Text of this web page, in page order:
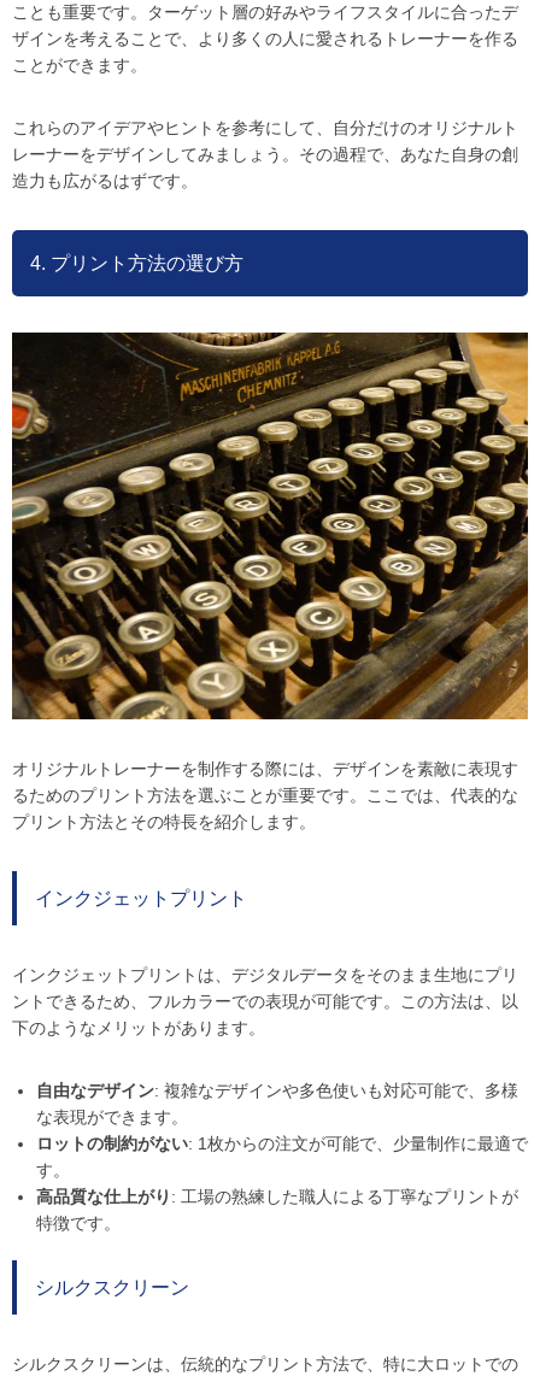
ことも重要です。ターゲット層の好みやライフスタイルに合ったデ
ザインを考えることで、より多くの人に愛されるトレーナーを作る
ことができます。
これらのアイデアやヒントを参考にして、自分だけのオリジナルト
レーナーをデザインしてみましょう。その過程で、あなた自身の創
造力も広がるはずです。
4. プリント方法の選び方
オリジナルトレーナーを制作する際には、デザインを素敵に表現す
るためのプリント方法を選ぶことが重要です。ここでは、代表的な
プリント方法とその特長を紹介します。
インクジェットプリント
インクジェットプリントは、デジタルデータをそのまま生地にプリ
ントできるため、フルカラーでの表現が可能です。この方法は、以
下のようなメリットがあります。
自由なデザイン: 複雑なデザインや多色使いも対応可能で、多様
な表現ができます。
ロットの制約がない: 1枚からの注文が可能で、少量制作に最適で
す。
高品質な仕上がり : 工場の熟練した職人による丁寧なプリントが
特徴です。
シルクスクリーン
シルクスクリーンは、伝統的なプリント方法で、特に大ロットでの